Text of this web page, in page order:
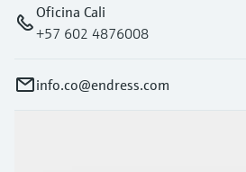
Oficina Cali
+57 602 4876008
info.co@endress.com